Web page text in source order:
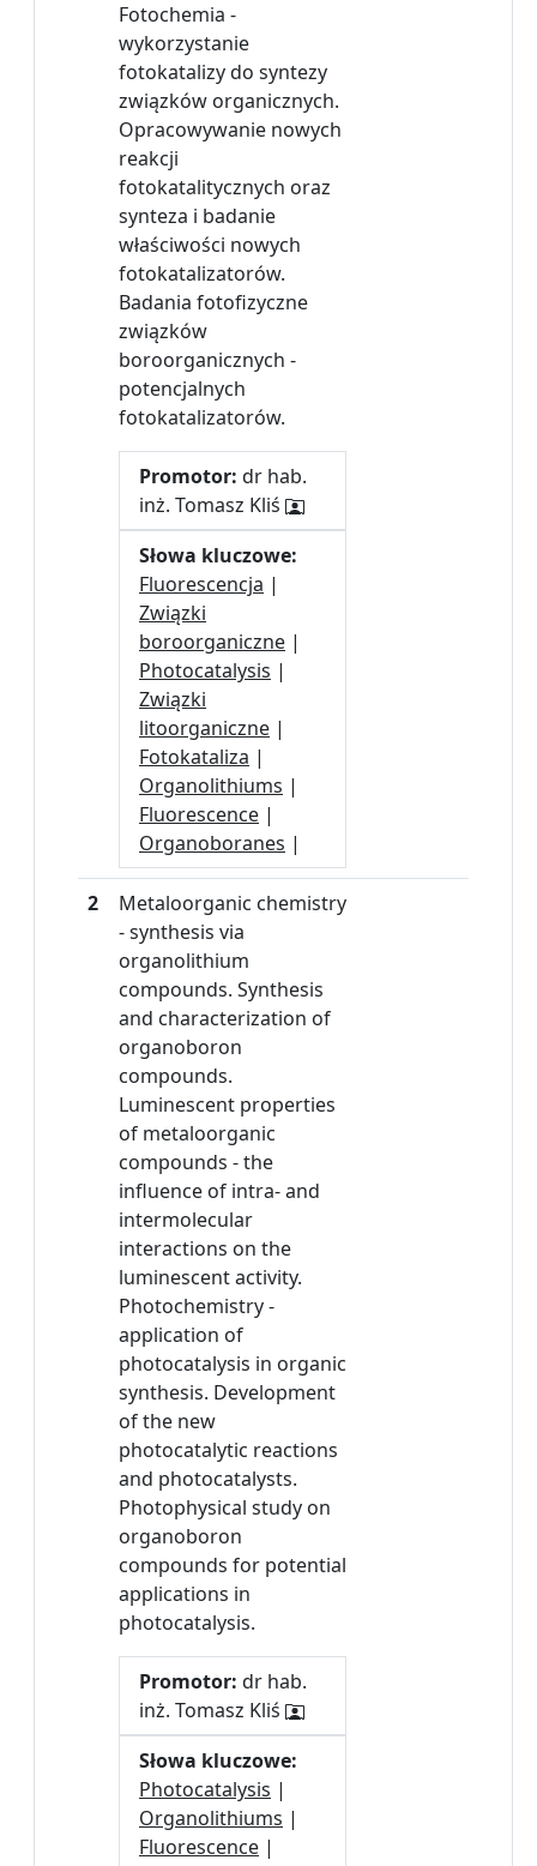
Fotochemia -
wykorzystanie
fotokatalizy do syntezy
związków organicznych.
Opracowywanie nowych
reakcji
fotokatalitycznych oraz
synteza i badanie
właściwości nowych
fotokatalizatorów.
Badania fotofizyczne
związków
boroorganicznych -
potencjalnych
fotokatalizatorów.
Promotor: dr hab.
inż. Tomasz Kliś
Słowa kluczowe:
Fluorescencja |
Związki
boroorganiczne |
Photocatalysis |
Związki
litoorganiczne |
Fotokataliza |
Organolithiums |
Fluorescence |
Organoboranes |
2
Metaloorganic chemistry
- synthesis via
organolithium
compounds. Synthesis
and characterization of
organoboron
compounds.
Luminescent properties
of metaloorganic
compounds - the
influence of intra- and
intermolecular
interactions on the
luminescent activity.
Photochemistry -
application of
photocatalysis in organic
synthesis. Development
of the new
photocatalytic reactions
and photocatalysts.
Photophysical study on
organoboron
compounds for potential
applications in
photocatalysis.
Promotor: dr hab.
inż. Tomasz Kliś
Słowa kluczowe:
Photocatalysis |
Organolithiums |
Fluorescence |